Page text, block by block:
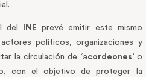
del INE prevé emitir este mismo
políticos, organizaciones y
la circulación de ‘acordeones’ o
con el objetivo de proteger la